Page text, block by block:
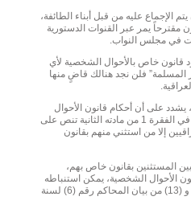
الإجماع عليه من قبل أبناء الطائفة،
مقترحاً يمر عبر القنوات الدستورية
في مجلس النواب.
قانون خاص بالأحوال الشخصية لأي
المسلمة” فلن نجد هنالك قاضٍ منها
على أن أحكام قانون الأحوال
الشخصية رقم (188) لسنة 1959، في الفقرة 1 من مادته الثانية تنص على
إلا من استثني منهم بقانون
المستثنين بقانون خاص بهم،
الأحوال الشخصية، يمكن استنباطه
من دلالة إشارة نصي المادتين (11) و (13) من بيان المحاكم رقم (6) لسنة